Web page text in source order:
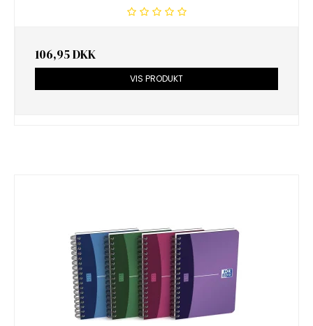
106,95 DKK
VIS PRODUKT